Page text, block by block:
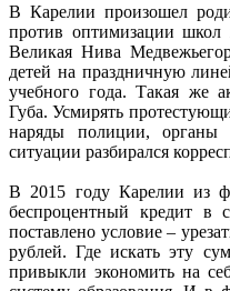
В Карелии произошел
против оптимизации школ
Великая Нива
детей на праздничную
учебного года. Такая же
Губа. Усмирять
наряды полиции,
ситуации разбирался
В 2015 году Карелии из
беспроцентный кредит
поставлено условие –
рублей. Где искать эту
привыкли экономить на